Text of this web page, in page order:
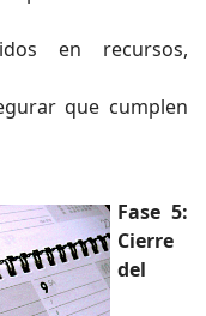
en recursos,
que cumplen
Fase 5:
Cierre
del